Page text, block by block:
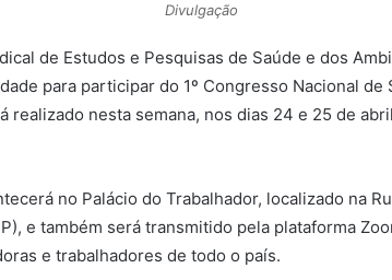
Divulgação
de Estudos e Pesquisas de Saúde e dos
para participar do 1º Congresso Nacional de
realizado nesta semana, nos dias 24 e 25 de
no Palácio do Trabalhador, localizado na
e também será transmitido pela plataforma
e trabalhadores de todo o país.